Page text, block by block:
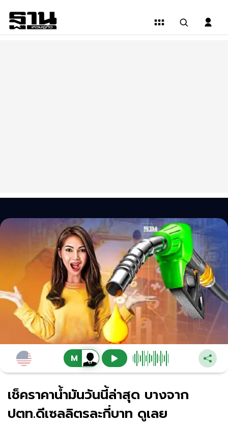
เช็คราคาน้ำมันวันนี้ล่าสุด บางจาก
ปตท.ดีเซลลิตรละกี่บาท ดูเลย